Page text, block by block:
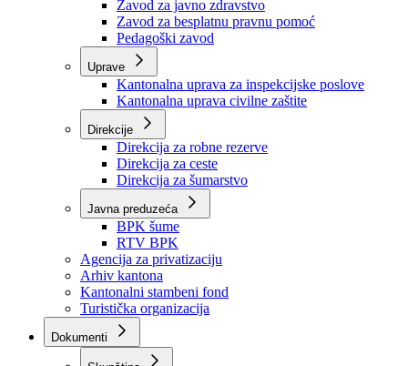
Zavodi
Zavod zdravstvenog osiguranja
Zavod za javno zdravstvo
Zavod za besplatnu pravnu pomoć
Pedagoški zavod
Kantonalna uprava za inspekcijske poslove
Kantonalna uprava civilne zaštite
Direkcije
Direkcija za robne rezerve
Direkcija za ceste
Direkcija za šumarstvo
Javna preduzeća
BPK šume
RTV BPK
Agencija za privatizaciju
Arhiv kantona
Kantonalni stambeni fond
Turistička organizacija